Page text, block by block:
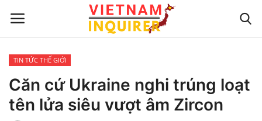
Trang chủ
Liên hệ
TIN TỨC THẾ GIỚI
Căn cứ Ukraine nghi trúng loạt
tên lửa siêu vượt âm Zircon